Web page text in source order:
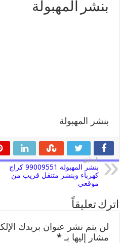
بنشر المهبولة
بنشر المهبولة
السابق
بنشر المهبولة 99009551 كراج
كهرباء وبنشر متنقل قريب من
موقعي
اترك تعليقاً
لن يتم نشر عنوان بريدك
مشار إليها بـ*